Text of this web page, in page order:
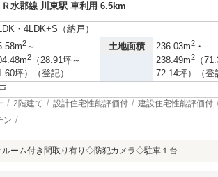
Ｒ水郡線 川東駅 車利用 6.5km
・4LDK+S（納戸）
2～
2
（28.91坪～
坪）（登記）
土地面積 236.03m2 ・
238.49m2
（
72.14坪）（登
2階建て 設計住宅性能評価付 建設住宅性能評価付
ン
ーム付き間取り有り◇防犯カメラ◇駐車１台